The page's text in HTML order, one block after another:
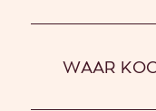
WAAR